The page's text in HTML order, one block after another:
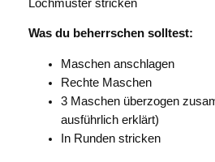
Lochmuster stricken
Was du beherrschen solltest:
Maschen anschlagen
Rechte Maschen
3 Maschen überzogen
ausführlich erklärt)
In Runden stricken